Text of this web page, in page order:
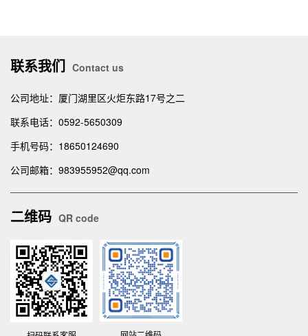
联系我们 Contact us
公司地址：厦门湖里区火炬东路17号之二
联系电话：0592-5650309
手机号码：18650124690
公司邮箱：983955952@qq.com
二维码 QR code